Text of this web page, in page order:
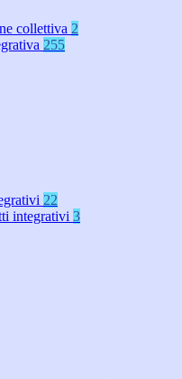
collettiva 2
255
22
integrativi 3